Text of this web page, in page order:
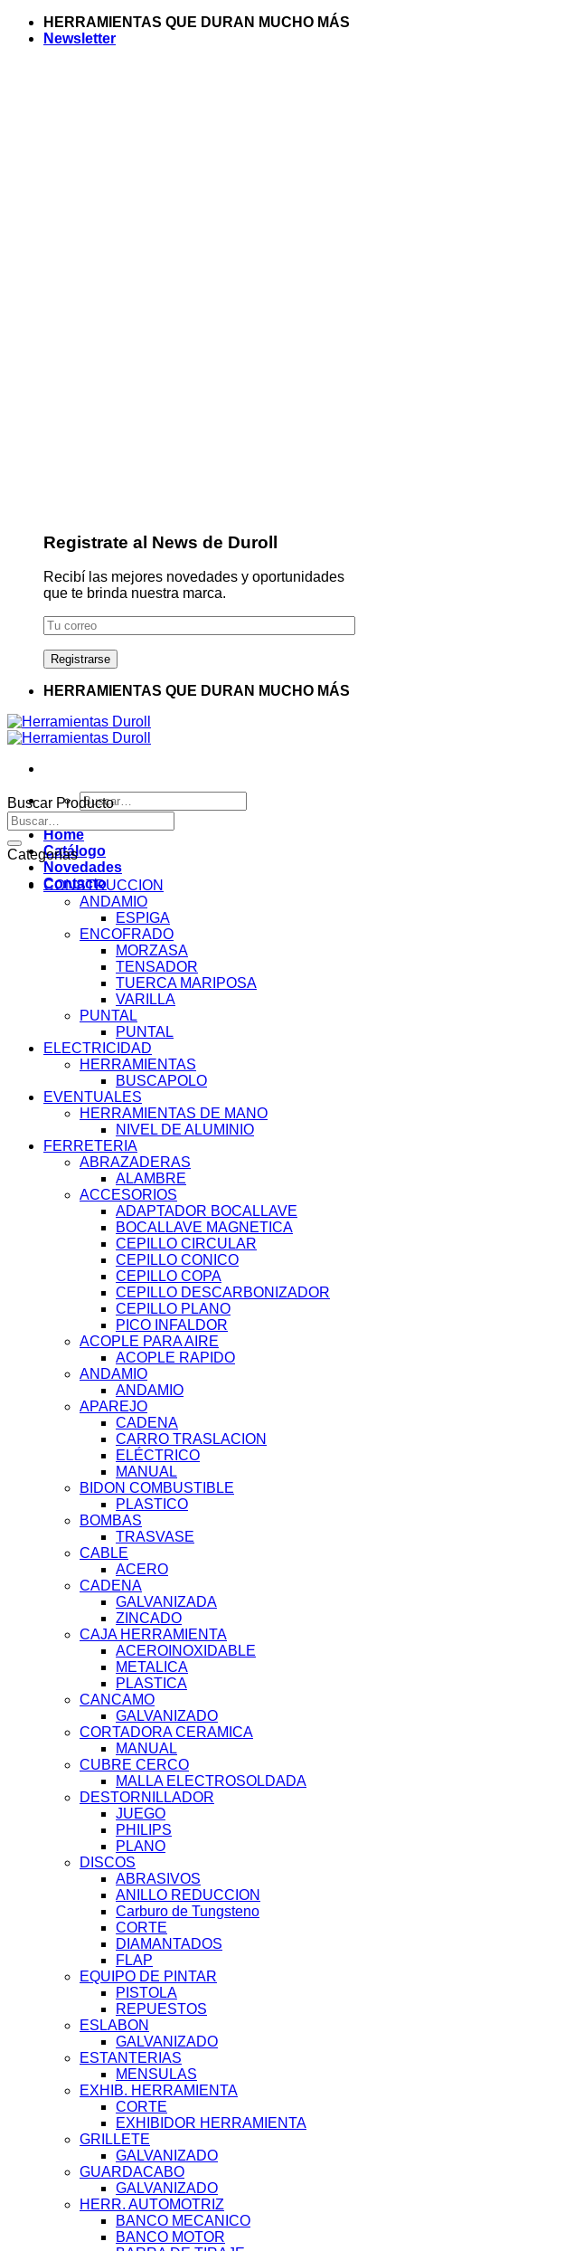
Saltar
HERRAMIENTAS QUE DURAN MUCHO MÁS
Newsletter
Registrate al News de Duroll
Recibí las mejores novedades y oportunidades
que te brinda nuestra marca.
HERRAMIENTAS QUE DURAN MUCHO MÁS
Buscar
por:
Home
Catálogo
Novedades
Contacto
Buscar Producto
Buscar
por:
Categorías
CONSTRUCCION
ANDAMIO
ESPIGA
ENCOFRADO
MORZASA
TENSADOR
TUERCA MARIPOSA
VARILLA
PUNTAL
PUNTAL
ELECTRICIDAD
HERRAMIENTAS
BUSCAPOLO
EVENTUALES
HERRAMIENTAS DE MANO
NIVEL DE ALUMINIO
FERRETERIA
ABRAZADERAS
ALAMBRE
ACCESORIOS
ADAPTADOR BOCALLAVE
BOCALLAVE MAGNETICA
CEPILLO CIRCULAR
CEPILLO CONICO
CEPILLO COPA
CEPILLO DESCARBONIZADOR
CEPILLO PLANO
PICO INFALDOR
ACOPLE PARA AIRE
ACOPLE RAPIDO
ANDAMIO
ANDAMIO
APAREJO
CADENA
CARRO TRASLACION
ELÉCTRICO
MANUAL
BIDON COMBUSTIBLE
PLASTICO
BOMBAS
TRASVASE
CABLE
ACERO
CADENA
GALVANIZADA
ZINCADO
CAJA HERRAMIENTA
ACEROINOXIDABLE
METALICA
PLASTICA
CANCAMO
GALVANIZADO
CORTADORA CERAMICA
MANUAL
CUBRE CERCO
MALLA ELECTROSOLDADA
DESTORNILLADOR
JUEGO
PHILIPS
PLANO
DISCOS
ABRASIVOS
ANILLO REDUCCION
Carburo de Tungsteno
CORTE
DIAMANTADOS
FLAP
EQUIPO DE PINTAR
PISTOLA
REPUESTOS
ESLABON
GALVANIZADO
ESTANTERIAS
MENSULAS
EXHIB. HERRAMIENTA
CORTE
EXHIBIDOR HERRAMIENTA
GRILLETE
GALVANIZADO
GUARDACABO
GALVANIZADO
HERR. AUTOMOTRIZ
BANCO MECANICO
BANCO MOTOR